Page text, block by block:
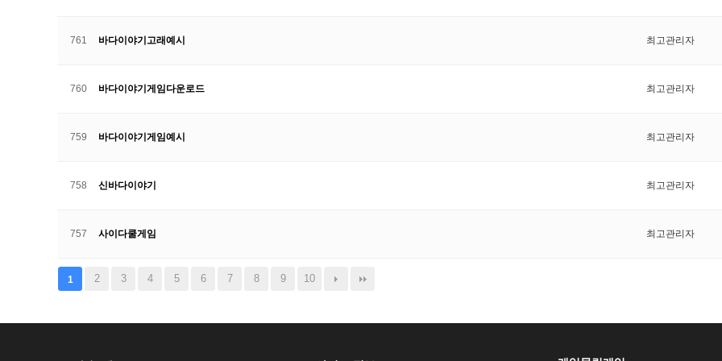
761 바다이야기고래예시 최고관리자
760 바다이야기게임다운로드 최고관리자
759 바다이야기게임예시 최고관리자
758 신바다이야기 최고관리자
757 사이다쿨게임 최고관리자
1 2 3 4 5 6 7 8 9 10